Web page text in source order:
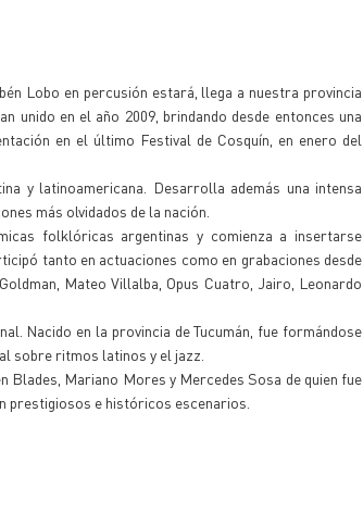
Lobo en percusión estará, llega a nuestra provincia
unido en el año 2009, brindando desde entonces una
en el último Festival de Cosquín, en enero del
y latinoamericana. Desarrolla además una intensa
más olvidados de la nación.
folklóricas argentinas y comienza a insertarse
tanto en actuaciones como en grabaciones desde
Mateo Villalba, Opus Cuatro, Jairo, Leonardo
Nacido en la provincia de Tucumán, fue formándose
sobre ritmos latinos y el jazz.
Blades, Mariano Mores y Mercedes Sosa de quien fue
prestigiosos e históricos escenarios.